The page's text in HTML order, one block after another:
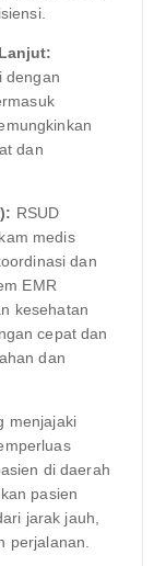
dengan
dan
RSUD
medis
dan
EMR
kesehatan
cepat dan
dan
menjajaki
di daerah
pasien
jarak jauh,
perjalanan.